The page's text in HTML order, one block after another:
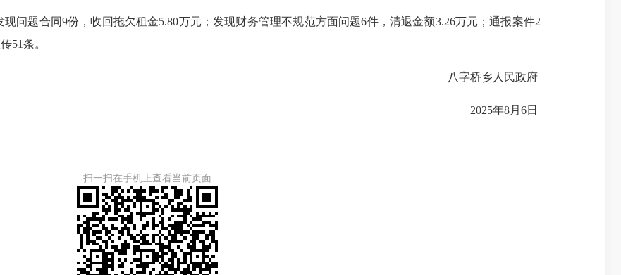
题合同9份，收回拖欠租金5.80万元；发现财务管理不规范方面问题6件，清退金额3.26万元；通报案件2
51条。
八字桥乡人民政府
2025年8月6日
扫一扫在手机上查看当前页面